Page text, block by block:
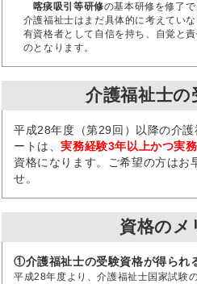
喀痰吸引等研修の基本研修を修了で
介護福祉士はまだ具体的に考えてい
有資格者として自信を持ち、自覚と
のとなります。
介護福祉士の
平成28年度（第29回）以降の介
ートは、実務経験3年以上かつ実
資格になります。ご希望の方はお
せ。
資格のメ
①介護福祉士の受験資格が得られ
平成28年度より、介護福祉士国家試験